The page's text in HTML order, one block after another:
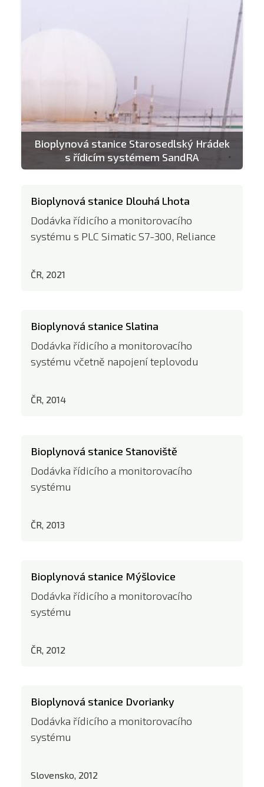
Bioplynová stanice Starosedlský Hrádek
s řídicím systémem SandRA
Bioplynová stanice Dlouhá Lhota
Dodávka řídicího a monitorovacího
systému s PLC Simatic S7-300, Reliance
ČR, 2021
Bioplynová stanice Slatina
Dodávka řídicího a monitorovacího
systému včetně napojení teplovodu
ČR, 2014
Bioplynová stanice Stanoviště
Dodávka řídicího a monitorovacího
systému
ČR, 2013
Bioplynová stanice Mýšlovice
Dodávka řídicího a monitorovacího
systému
ČR, 2012
Bioplynová stanice Dvorianky
Dodávka řídicího a monitorovacího
systému
Slovensko, 2012